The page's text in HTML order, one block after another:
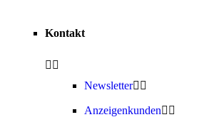
Kontakt
Newsletter
Anzeigenkunden